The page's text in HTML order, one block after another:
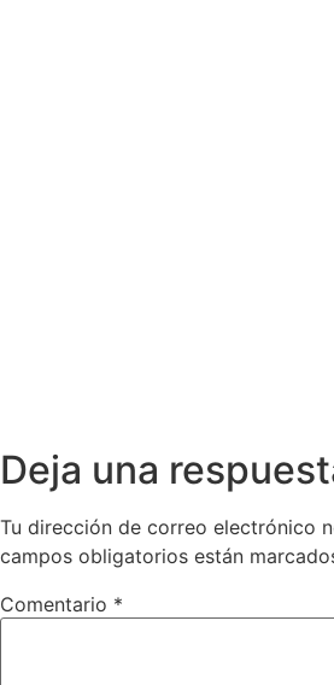
Deja una
Tu dirección de correo electrónico
campos obligatorios están
Comentario *